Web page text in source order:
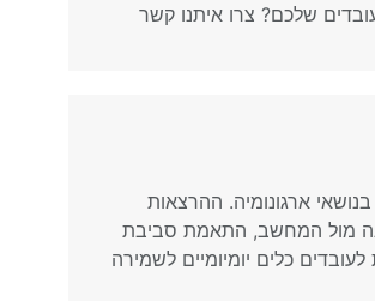
שלכם? צרו איתנו קשר
ארגונומיה. ההרצאות
מול המחשב, התאמת סביבת
כלים יומיומיים לשמירה